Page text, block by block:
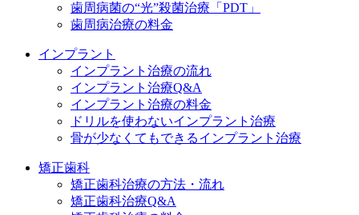
歯周病菌の“光”殺菌治療「PDT」
歯周病治療の料金
インプラント
インプラント治療の流れ
インプラント治療Q&A
インプラント治療の料金
ドリルを使わないインプラント治療
骨が少なくてもできるインプラント治療
矯正歯科
矯正歯科治療の方法・流れ
矯正歯科治療Q&A